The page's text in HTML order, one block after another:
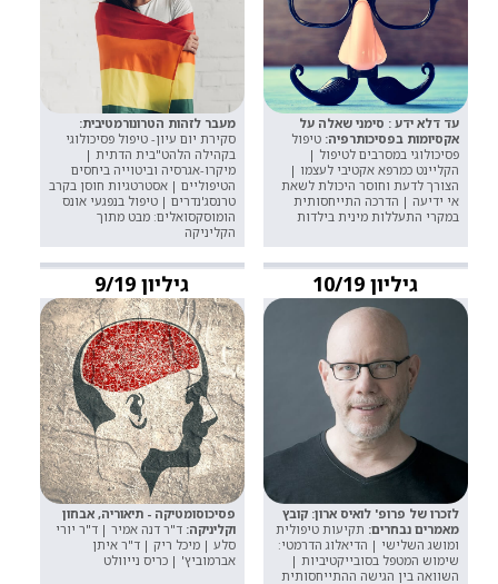
עד דלא ידע : סימני שאלה על
אקסיומות בפסיכותרפיה:טיפול
פסיכולוגי במסרבים לטיפול |
הקליינט כמרפא אקטיבי לעצמו |
הצורך לדעת וחוסר היכולת לשאת
אי ידיעה | הדרכה התייחסותית
במקרי התעללות מינית בילדות
מעבר לזהות הטרונורמטיבית:
סקירת יום עיון- טיפול פסיכולוגי
בקהילה הלהט"בית הדתית |
מיקרו-אגרסיה וביטוייה ביחסים
הטיפוליים | אסטרטגיות חוסן בקרב
טרנסג'נדרים | טיפול בנפגעי אונס
הומוסקסואלים: מבט מתוך
הקליניקה
גיליון 10/19
לזכרו של פרופ' לואיס ארון: קובץ
מאמרים נבחרים: תקיעות טיפולית
ומושג השלישי | הדיאלוג הדרמטי:
שימוש המטפל בסובייקטיביות |
השוואה בין הגישה ההתייחסותית
גיליון 9/19
פסיכוסומטיקה - תיאוריה, אבחון
וקליניקה: ד"ר דנה אמיר | ד"ר יורי
סלע | מיכל ריק | ד"ר איתן
אברמוביץ' | כריס נייוולט